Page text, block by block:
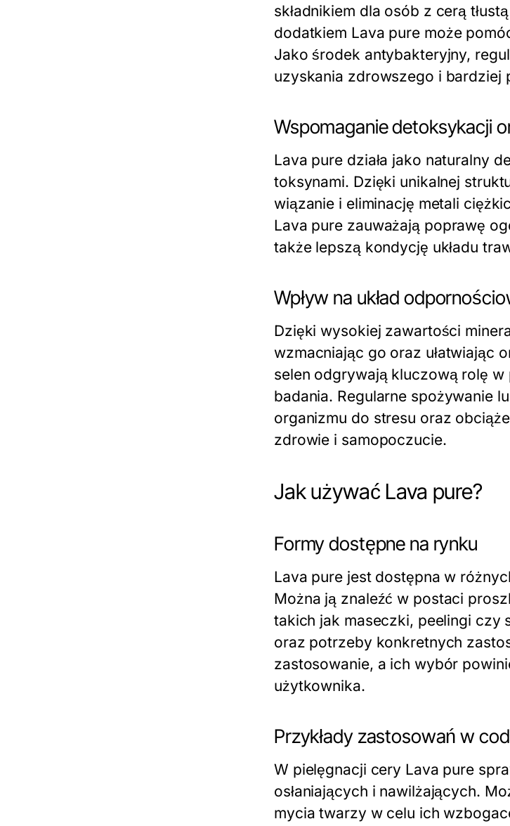
składnikiem dla osób z cerą
dodatkiem Lava pure może
Jako środek antybakteryjny,
uzyskania zdrowszego i bardziej
Wspomaganie detoksykacji
Lava pure działa jako naturalny
toksynami. Dzięki unikalnej
wiązanie i eliminację metali
Lava pure zauważają poprawę
także lepszą kondycję układu
Wpływ na układ
Dzięki wysokiej zawartości
wzmacniając go oraz ułatwiając
selen odgrywają kluczową rolę
badania. Regularne spożywanie
organizmu do stresu oraz
zdrowie i samopoczucie.
Jak używać Lava pure?
Formy dostępne na rynku
Lava pure jest dostępna w
Można ją znaleźć w postaci
takich jak maseczki, peelingi czy
oraz potrzeby konkretnych
zastosowanie, a ich wybór
użytkownika.
Przykłady zastosowań w
W pielęgnacji cery Lava pure
osłaniających i nawilżających.
mycia twarzy w celu ich